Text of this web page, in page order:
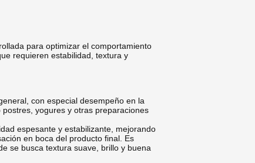
para optimizar el comportamiento
requieren estabilidad, textura y
con especial desempeño en la
yogures y otras preparaciones
espesante y estabilizante, mejorando
en boca del producto final. Es
se busca textura suave, brillo y buena